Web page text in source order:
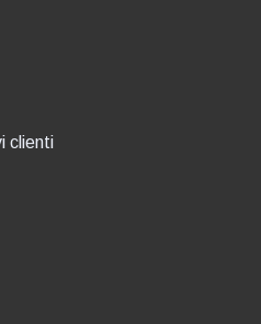
clienti